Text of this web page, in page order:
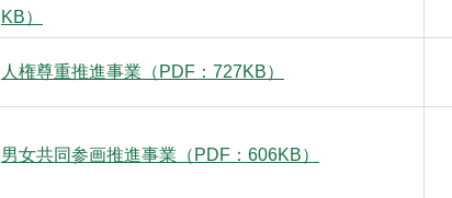
KB）
人権尊重推進事業（PDF：727KB）
男女共同参画推進事業（PDF：606KB）